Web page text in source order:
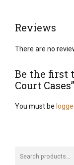
στη
Reviews
There are no
Be the first
Court Cases”
You must be